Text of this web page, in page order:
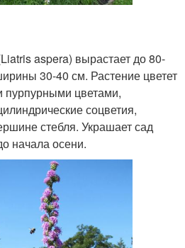
aspera) вырастает до 80-
30-40 см. Растение цветет
пурпурными цветами,
соцветия,
стебля. Украшает сад
начала осени.